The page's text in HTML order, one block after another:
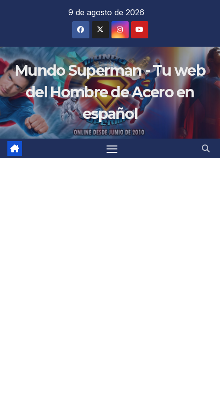
9 de agosto de 2026
Mundo Superman - Tu web
del Hombre de Acero en
español